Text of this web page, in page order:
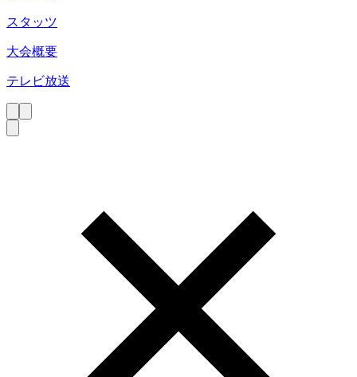
スタッツ
大会概要
テレビ放送